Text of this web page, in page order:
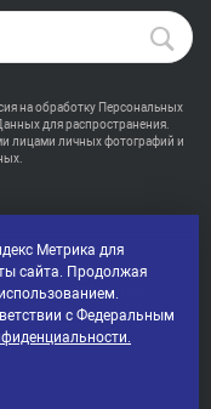
на обработку Персональных
для распространения.
лицами личных фотографий и
светотехника
Метрика для
сайта. Продолжая
с Федеральным